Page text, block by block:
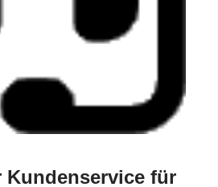
Kundenservice für